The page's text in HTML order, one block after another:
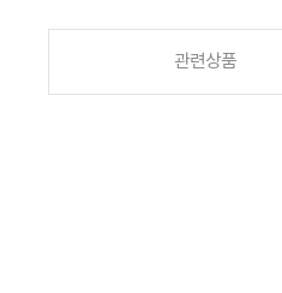
관련상품